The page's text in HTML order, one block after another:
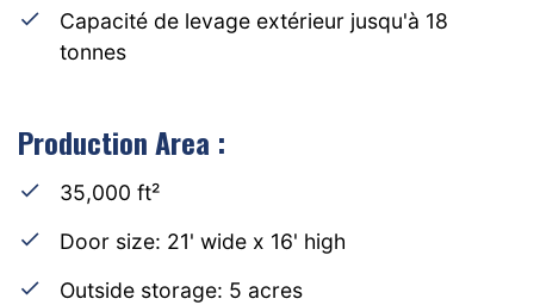
Capacité de levage extérieur jusqu'à 18
tonnes
Production Area :
35,000 ft²
Door size: 21' wide x 16' high
Outside storage: 5 acres